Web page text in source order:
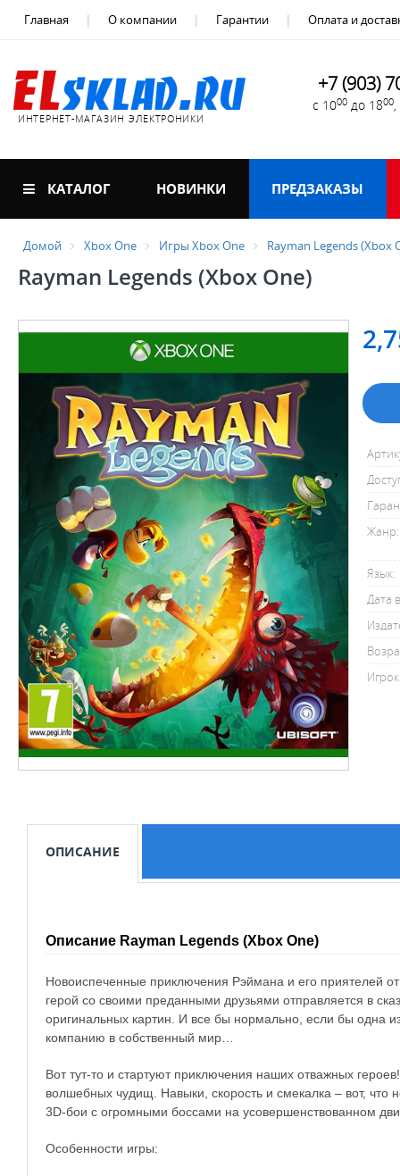
Главная О компании Гарантии Оплата и
ИНТЕРНЕТ-МАГАЗИН ЭЛЕКТРОНИКИ
+7 (903)
с 1000 до 1800
КАТАЛОГ НОВИНКИ ПРЕДЗАКАЗЫ
Домой Xbox One Игры Xbox One Rayman Legends (Xbox
Rayman Legends (Xbox One)
Жанр:
Язык:
Дата
ОПИСАНИЕ
Описание Rayman Legends (Xbox One)
Новоиспеченные приключения Рэймана и его приятелей
герой со своими преданными друзьями отправляется в
оригинальных картин. И все бы нормально, если бы одна
компанию в собственный мир…
Вот тут-то и стартуют приключения наших отважных
волшебных чудищ. Навыки, скорость и смекалка – вот,
3D-бои с огромными боссами на усовершенствованном
Особенности игры: